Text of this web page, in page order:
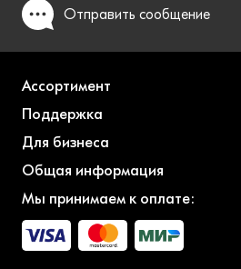
Отправить сообщение
Ассортимент
Поддержка
Для бизнеса
Общая информация
Мы принимаем к оплате: